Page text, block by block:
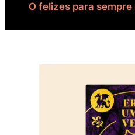
O felizes para